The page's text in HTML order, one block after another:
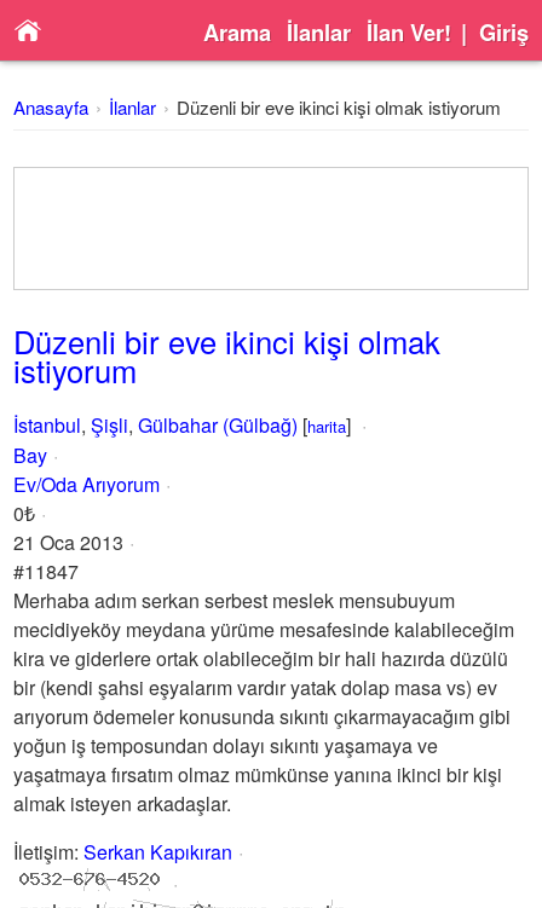
Arama İlanlar İlan Ver! | Giriş
Anasayfa İlanlar Düzenli bir eve ikinci kişi olmak istiyorum
Düzenli bir eve ikinci kişi olmak
istiyorum
İstanbul,Şişli,Gülbahar (Gülbağ) [harita]
Bay
Ev/Oda Arıyorum
0₺
21 Oca 2013
#11847
Merhaba adım serkan serbest meslek mensubuyum
mecidiyeköy meydana yürüme mesafesinde kalabileceğim
kira ve giderlere ortak olabileceğim bir hali hazırda düzülü
bir (kendi şahsi eşyalarım vardır yatak dolap masa vs) ev
arıyorum ödemeler konusunda sıkıntı çıkarmayacağım gibi
yoğun iş temposundan dolayı sıkıntı yaşamaya ve
yaşatmaya fırsatım olmaz mümkünse yanına ikinci bir kişi
almak isteyen arkadaşlar.
İletişim:Serkan Kapıkıran